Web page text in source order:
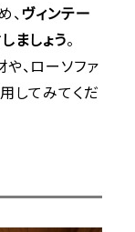
、 ヴィンテー
ましょう。
、ローソファ
してみてくだ